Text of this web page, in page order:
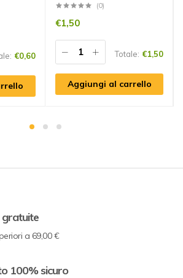
€0,60
(0)
€1,50
Totale: €1,50
Aggiungi al carrello
gratuite
a 69,00 €
100% sicuro